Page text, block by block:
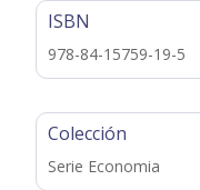
ISBN
978-84-15759-19-5
Colección
Serie Economia